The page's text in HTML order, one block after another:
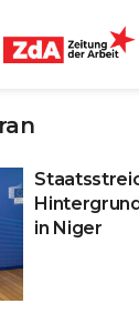
in Niger